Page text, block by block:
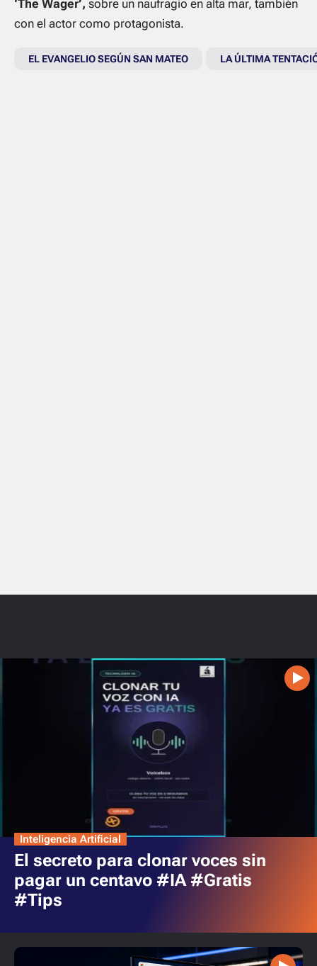
‘The Wager’, sobre un naufragio en alta mar, también
con el actor como protagonista.
EL EVANGELIO SEGÚN SAN MATEO LA ÚLTIMA